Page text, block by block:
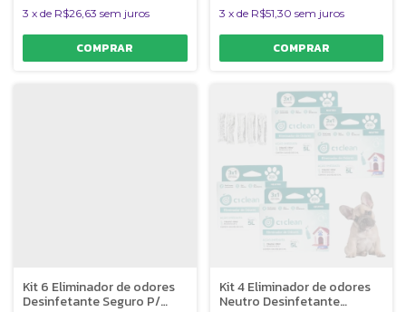
3 x de R$26,63 sem juros 3 x de R$51,30 sem juros
Kit 6 Eliminador de odores
Desinfetante Seguro P/
Kit 4 Eliminador de odores
Neutro Desinfetante